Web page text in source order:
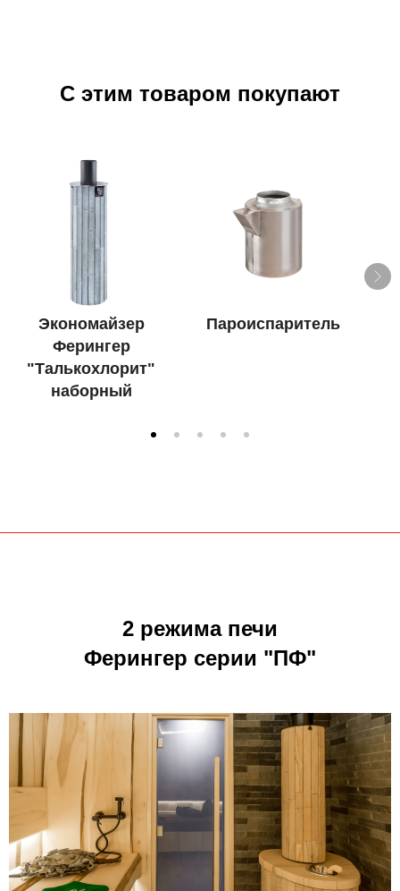
С этим товаром покупают
Экономайзер
Ферингер
"Талькохлорит"
наборный
Пароиспаритель
2 режима печи
Ферингер серии "ПФ"